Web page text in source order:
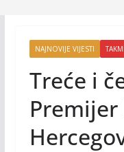
NAJNOVIJE VIJESTI
Treće i
Premijer